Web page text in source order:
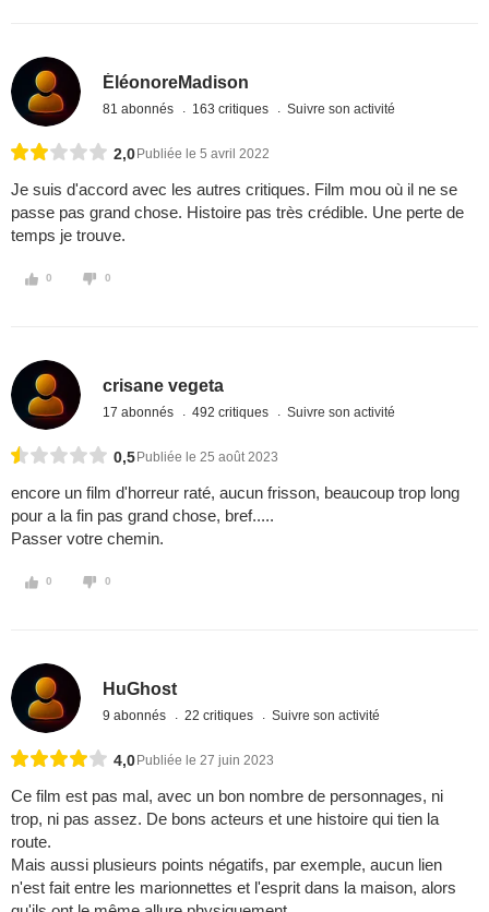
ÉléonoreMadison
81 abonnés 163 critiques Suivre son activité
2,0 Publiée le 5 avril 2022
Je suis d'accord avec les autres critiques. Film mou où il ne se
passe pas grand chose. Histoire pas très crédible. Une perte de
temps je trouve.
0 0
crisane vegeta
17 abonnés 492 critiques Suivre son activité
0,5 Publiée le 25 août 2023
encore un film d'horreur raté, aucun frisson, beaucoup trop long
pour a la fin pas grand chose, bref.....
Passer votre chemin.
0 0
HuGhost
9 abonnés 22 critiques Suivre son activité
4,0 Publiée le 27 juin 2023
Ce film est pas mal, avec un bon nombre de personnages, ni
trop, ni pas assez. De bons acteurs et une histoire qui tien la
route.
Mais aussi plusieurs points négatifs, par exemple, aucun lien
n'est fait entre les marionnettes et l'esprit dans la maison, alors